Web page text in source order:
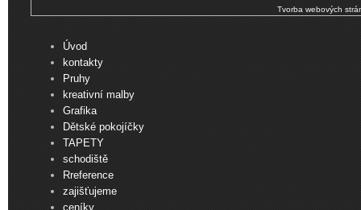
Tvorba webových
Úvod
kontakty
Pruhy
kreativní malby
Grafika
Dětské pokojíčky
TAPETY
schodiště
Rreference
zajišťujeme
ceníky